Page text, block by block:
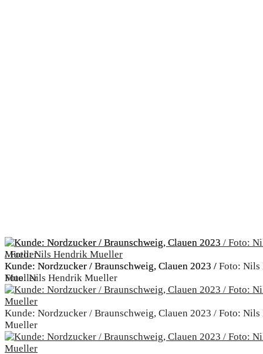
Kunde: Nordzucker / Braunschweig, Clauen 2023 / Foto:
Mueller
Kunde: Nordzucker / Braunschweig, Clauen 2023 / Foto:
Mueller
Kunde: Nordzucker / Braunschweig, Clauen 2023 /
Foto: Nils Hendrik Mueller